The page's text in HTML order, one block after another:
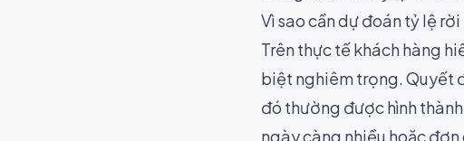
Vì sao cần dự đoán tỷ lệ
Trên thực tế khách hàng
biệt nghiêm trọng. Quyết
đó thường được hình
ngày càng nhiều hoặc